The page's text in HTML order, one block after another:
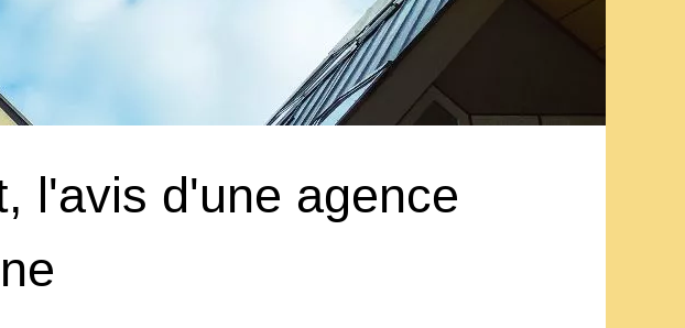
l'avis d'une agence